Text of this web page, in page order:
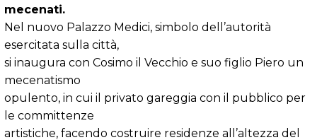
mecenati.
Nel nuovo Palazzo Medici, simbolo dell’autorità
esercitata sulla città,
si inaugura con Cosimo il Vecchio e suo figlio Piero un
mecenatismo
opulento, in cui il privato gareggia con il pubblico per
le committenze
artistiche, facendo costruire residenze all’altezza del